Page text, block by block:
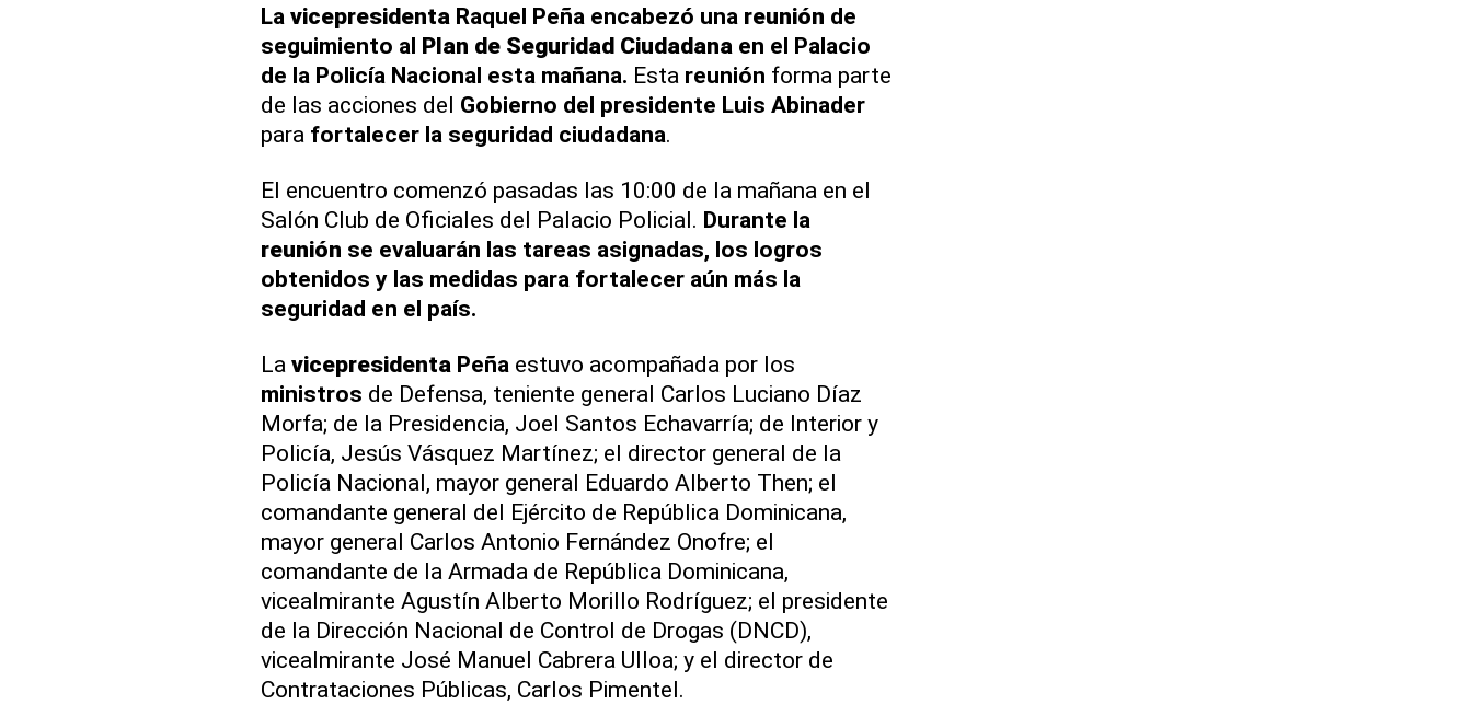
La vicepresidenta Raquel Peña encabezó una reunión de
seguimiento al Plan de Seguridad Ciudadana en el Palacio
de la Policía Nacional esta mañana. Esta reunión forma parte
de las acciones del Gobierno del presidente Luis Abinader
para fortalecer la seguridad ciudadana.
El encuentro comenzó pasadas las 10:00 de la mañana en el
Salón Club de Oficiales del Palacio Policial. Durante la
reunión se evaluarán las tareas asignadas, los logros
obtenidos y las medidas para fortalecer aún más la
seguridad en el país.
La vicepresidenta Peña estuvo acompañada por los
ministros de Defensa, teniente general Carlos Luciano Díaz
Morfa; de la Presidencia, Joel Santos Echavarría; de Interior y
Policía, Jesús Vásquez Martínez; el director general de la
Policía Nacional, mayor general Eduardo Alberto Then; el
comandante general del Ejército de República Dominicana,
mayor general Carlos Antonio Fernández Onofre; el
comandante de la Armada de República Dominicana,
vicealmirante Agustín Alberto Morillo Rodríguez; el presidente
de la Dirección Nacional de Control de Drogas (DNCD),
vicealmirante José Manuel Cabrera Ulloa; y el director de
Contrataciones Públicas, Carlos Pimentel.